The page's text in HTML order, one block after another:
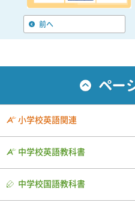
前へ
小学校英語関連
中学校英語教科書
中学校国語教科書